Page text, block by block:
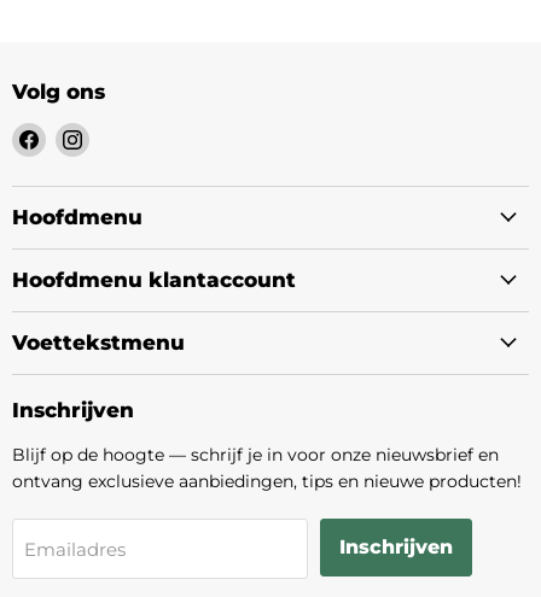
Volg ons
Vind
ons
op
Facebook
Vind
op
Instagram
Hoofdmenu
Hoofdmenu klantaccount
Voettekstmenu
Inschrijven
Blijf op de hoogte — schrijf je in voor onze nieuwsbrief en
ontvang exclusieve aanbiedingen, tips en nieuwe producten!
Emailadres Inschrijven